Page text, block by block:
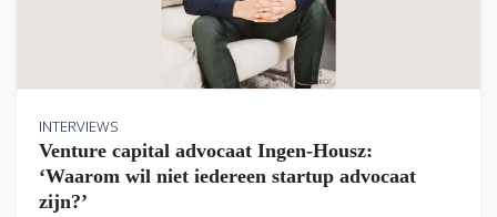
INTERVIEWS
Venture capital advocaat Ingen-Housz:
‘Waarom wil niet iedereen startup advocaat
zijn?’